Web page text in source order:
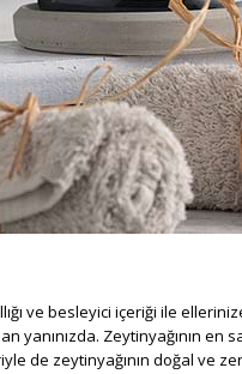
ve besleyici içeriği ile
yanınızda. Zeytinyağının
de zeytinyağının doğal ve